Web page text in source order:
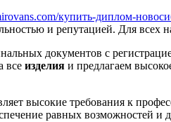
купить-диплом-
и репутацией. Для всех
документов с
все изделия и предлагаем
высокие требования к
равных возможностей и